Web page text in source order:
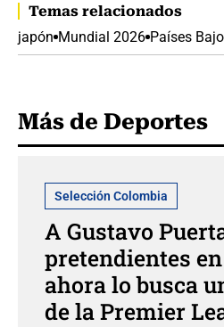
Temas relacionados
japón Mundial 2026 Países
Más de Deportes
Selección Colombia
A Gustavo
pretendientes
ahora lo busca
de la Premier